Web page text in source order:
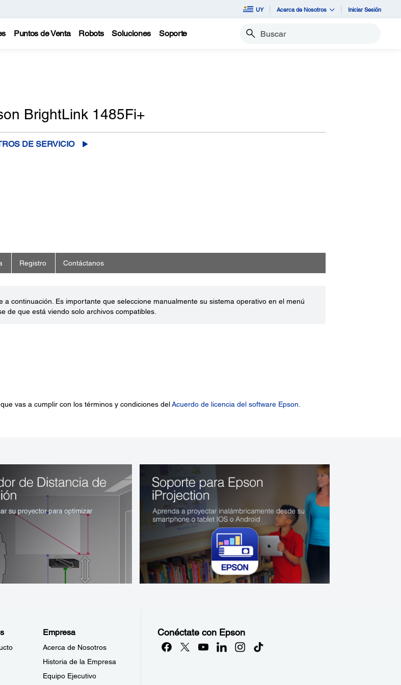
UY Acerca de Nosotros Iniciar Sesión
Puntos de Venta Robots Soluciones Soporte Buscar
BrightLink 1485Fi+
DE SERVICIO
Registro Contáctanos
a continuación. Es importante que seleccione manualmente su sistema operativo en el menú
de que está viendo solo archivos compatibles.
vas a cumplir con los términos y condiciones delAcuerdo de licencia del software Epson.
Empresa
Acerca de Nosotros
Historia de la Empresa
Equipo Ejecutivo
Conéctate con Epson